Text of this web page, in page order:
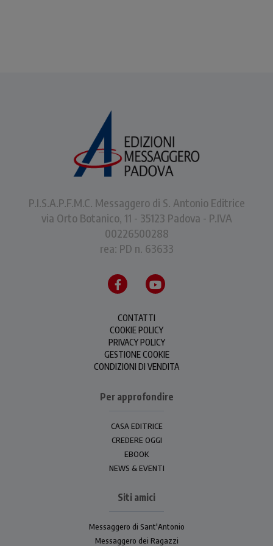
P.I.S.A.P.F.M.C. Messaggero di S. Antonio Editrice
via Orto Botanico, 11 - 35123 Padova - P.IVA
00226500288
rea: PD n. 63633
CONTATTI
COOKIE POLICY
PRIVACY POLICY
GESTIONE COOKIE
CONDIZIONI DI VENDITA
Per approfondire
CASA EDITRICE
CREDERE OGGI
EBOOK
NEWS & EVENTI
Siti amici
Messaggero di Sant'Antonio
Messaggero dei Ragazzi